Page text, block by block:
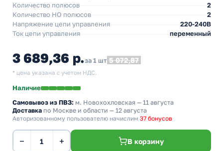
Количество полюсов
2
Количество НO полюсов
2
Напряжение цепи управления
220-240В
Ток цепи управления
переменный
3 689,36 р.за 1 шт 5 072,87
* цена указана с учетом НДС.
Наличие
Самовывоз из ПВЗ: м. Новохохловская — 11 августа
Доставка по Москве и области — 12 августа
Авторизованному пользователю начислим 37 бонусов
− + В корзину